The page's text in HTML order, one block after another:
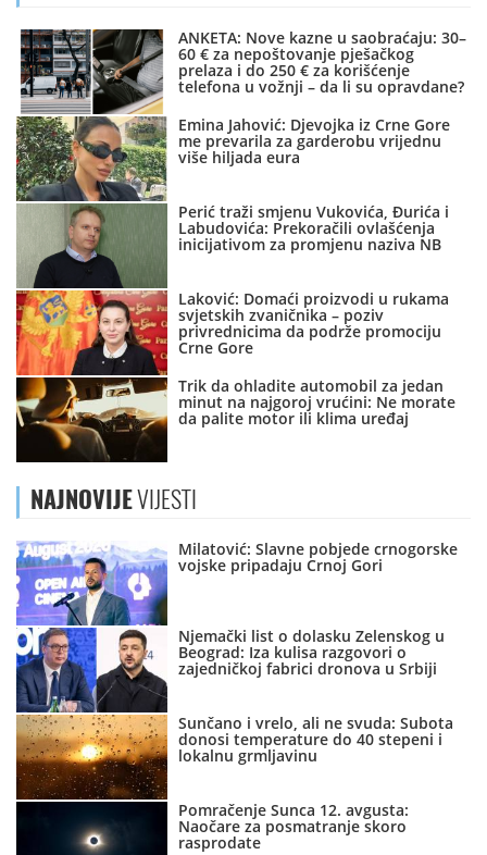
ANKETA: Nove kazne u saobraćaju: 30–
60 € za nepoštovanje pješačkog
prelaza i do 250 € za korišćenje
telefona u vožnji – da li su opravdane?
Emina Jahović: Djevojka iz Crne Gore
me prevarila za garderobu vrijednu
više hiljada eura
Perić traži smjenu Vukovića, Đurića i
Labudovića: Prekoračili ovlašćenja
inicijativom za promjenu naziva NB
Laković: Domaći proizvodi u rukama
svjetskih zvaničnika – poziv
privrednicima da podrže promociju
Crne Gore
Trik da ohladite automobil za jedan
minut na najgoroj vrućini: Ne morate
da palite motor ili klima uređaj
NAJNOVIJEVIJESTI
Milatović: Slavne pobjede crnogorske
vojske pripadaju Crnoj Gori
Njemački list o dolasku Zelenskog u
Beograd: Iza kulisa razgovori o
zajedničkoj fabrici dronova u Srbiji
Sunčano i vrelo, ali ne svuda: Subota
donosi temperature do 40 stepeni i
lokalnu grmljavinu
Pomračenje Sunca 12. avgusta:
Naočare za posmatranje skoro
rasprodate